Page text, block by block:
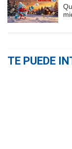
TE PUEDE